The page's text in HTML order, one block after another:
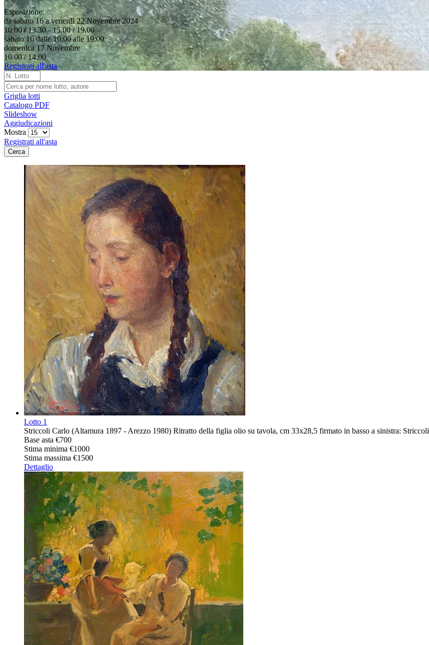
Esposizione:
da sabato 16 a venerdì 22 Novembre 2024
10.00 / 13.30 - 15.00 / 19.00
sabato 16 dalle 10:00 alle 19:00
domenica 17 Novembre
10.00 / 14.00
Registrati all'asta
Griglia lotti
Catalogo PDF
Slideshow
Aggiudicazioni
Mostra
Registrati all'asta
Lotto 1
Striccoli Carlo (Altamura 1897 - Arezzo 1980) Ritratto della figlia olio su tavola, cm 33x28,5 firmato in basso a sinistra: Striccoli
Base asta €700
Stima minima €1000
Stima massima €1500
Dettaglio